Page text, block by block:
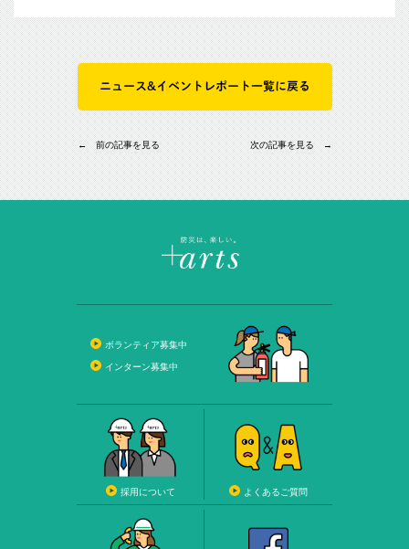
ニュース&イベントレポート一覧に戻る
← 前の記事を見る 次の記事を見る →
ボランティア募集中
インターン募集中
採用について よくあるご質問